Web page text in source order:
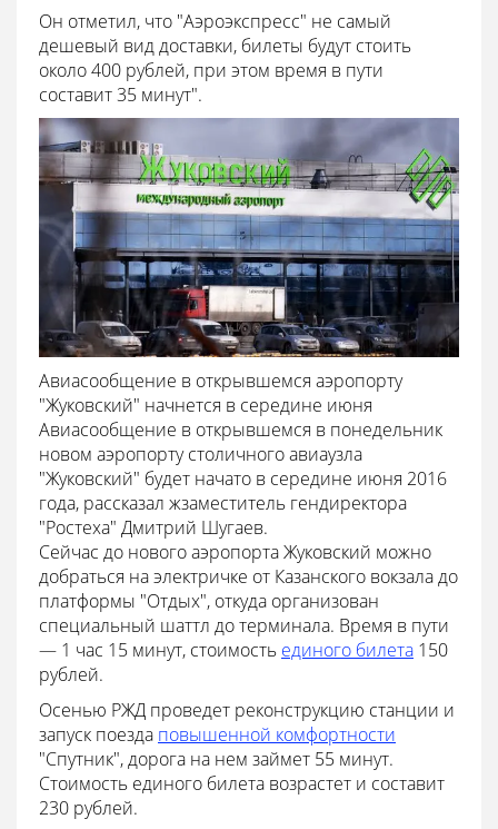
Он отметил, что "Аэроэкспресс" не самый
дешевый вид доставки, билеты будут стоить
около 400 рублей, при этом время в пути
составит 35 минут".
Авиасообщение в открывшемся аэропорту
"Жуковский" начнется в середине июня
Авиасообщение в открывшемся в понедельник
новом аэропорту столичного авиаузла
"Жуковский" будет начато в середине июня 2016
года, рассказал жзаместитель гендиректора
"Ростеха" Дмитрий Шугаев.
Сейчас до нового аэропорта Жуковский можно
добраться на электричке от Казанского вокзала до
платформы "Отдых", откуда организован
специальный шаттл до терминала. Время в пути
— 1 час 15 минут, стоимость единого билета 150
рублей.
Осенью РЖД проведет реконструкцию станции и
запуск поезда повышенной комфортности
"Спутник", дорога на нем займет 55 минут.
Стоимость единого билета возрастет и составит
230 рублей.